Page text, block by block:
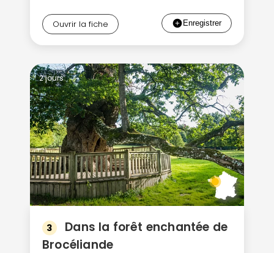
Ouvrir la fiche
2 jours
3
Dans la forêt enchantée de
Brocéliande